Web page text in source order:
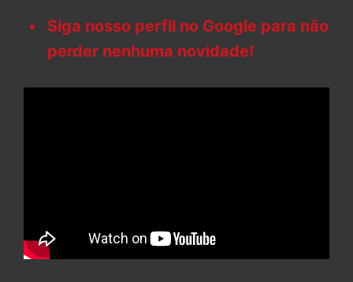
Siga nosso perfil no Google para não
perder nenhuma novidade!